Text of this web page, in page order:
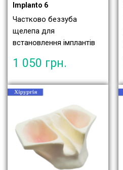
Implanto 6
Частково беззуба
щелепа для
встановлення імплантів
1 050 грн.